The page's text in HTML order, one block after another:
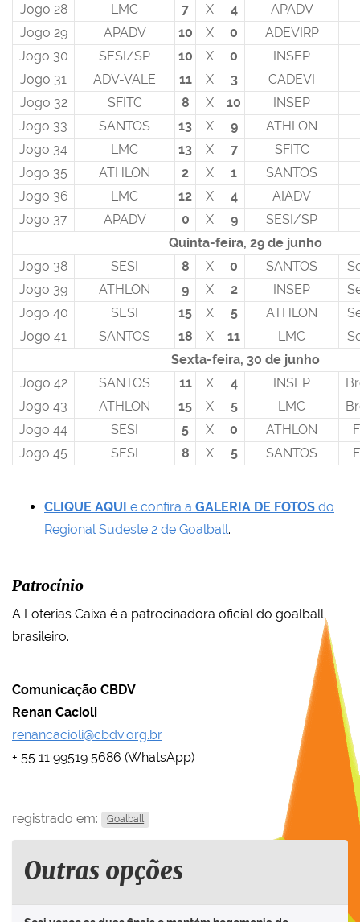
Jogo 28
LMC 7 X 4
APADV
Jogo 29
APADV 10 X 0
ADEVIRP
Jogo 30
SESI/SP 10 X 0
INSEP
Jogo 31
ADV-VALE 11 X 3
CADEVI
Jogo 32
SFITC 8 X 10
INSEP
Jogo 33
SANTOS 13 X 9
ATHLON
Jogo 34
LMC 13 X 7
SFITC
Jogo 35
ATHLON 2 X 1
SANTOS
Jogo 36
LMC 12 X 4
AIADV
Jogo 37
APADV 0 X 9
SESI/SP
Quinta-feira, 29 de junho
Jogo 38
SESI 8 X 0 SANTOS
Jogo 39
ATHLON 9 X 2 INSEP
Jogo 40
SESI 15 X 5 ATHLON
Jogo 41
SANTOS 18 X 11 LMC
Sexta-feira, 30 de junho
Jogo 42
SANTOS 11 X 4 INSEP
Jogo 43
ATHLON 15 X 5 LMC
Jogo 44
SESI 5 X 0 ATHLON
Jogo 45
SESI 8 X 5 SANTOS
CLIQUE AQUI e confira a GALERIA DE FOTOS do
Regional Sudeste 2 de Goalball.
Patrocínio
A Loterias Caixa é a patrocinadora oficial do goalball
brasileiro.
Comunicação CBDV
Renan Cacioli
renancacioli@cbdv.org.br
+ 55 11 99519 5686 (WhatsApp)
registrado em: Goalball
Outras opções